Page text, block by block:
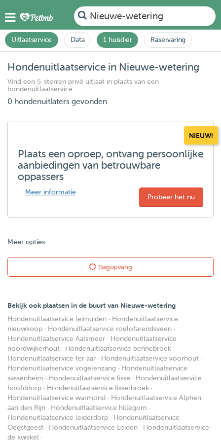
Nieuwe-wetering
Uitlaatservice Data 1 huisdier Raservaring
Hondenuitlaatservice in Nieuwe-wetering
Vind een 5-sterren privé uitlaat in plaats van een
hondenuitlaatservice
0 hondenuitlaters gevonden
NIEUW!
Plaats een oproep, ontvang persoonlijke
aanbiedingen van betrouwbare
oppassers
Meer informatie
Probeer het nu
Meer opties:
Dagopvang
Bekijk ook plaatsen in de buurt van Nieuwe-wetering
Hondenuitlaatservice leimuiden · Hondenuitlaatservice
nieuwkoop · Hondenuitlaatservice roelofarendsveen ·
Hondenuitlaatservice Aalsmeer · Hondenuitlaatservice
noordwijkerhout · Hondenuitlaatservice bennebroek ·
Hondenuitlaatservice ter aar · Hondenuitlaatservice voorhout ·
Hondenuitlaatservice vogelenzang · Hondenuitlaatservice
sassenheim · Hondenuitlaatservice lisse · Hondenuitlaatservice
hoofddorp · Hondenuitlaatservice lisserbroek ·
Hondenuitlaatservice warmond · Hondenuitlaatservice Alphen
aan den Rijn · Hondenuitlaatservice hillegom ·
Hondenuitlaatservice leiderdorp · Hondenuitlaatservice
Oegstgeest · Hondenuitlaatservice Leiden · Hondenuitlaatservice
de kwakel ·